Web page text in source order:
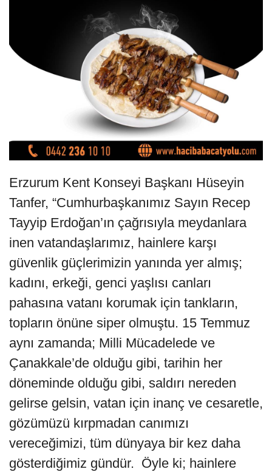
Erzurum Kent Konseyi Başkanı Hüseyin
Tanfer, “Cumhurbaşkanımız Sayın Recep
Tayyip Erdoğan’ın çağrısıyla meydanlara
inen vatandaşlarımız, hainlere karşı
güvenlik güçlerimizin yanında yer almış;
kadını, erkeği, genci yaşlısı canları
pahasına vatanı korumak için tankların,
topların önüne siper olmuştu. 15 Temmuz
aynı zamanda; Milli Mücadelede ve
Çanakkale’de olduğu gibi, tarihin her
döneminde olduğu gibi, saldırı nereden
gelirse gelsin, vatan için inanç ve cesaretle,
gözümüzü kırpmadan canımızı
vereceğimizi, tüm dünyaya bir kez daha
gösterdiğimiz gündür. Öyle ki; hainlere